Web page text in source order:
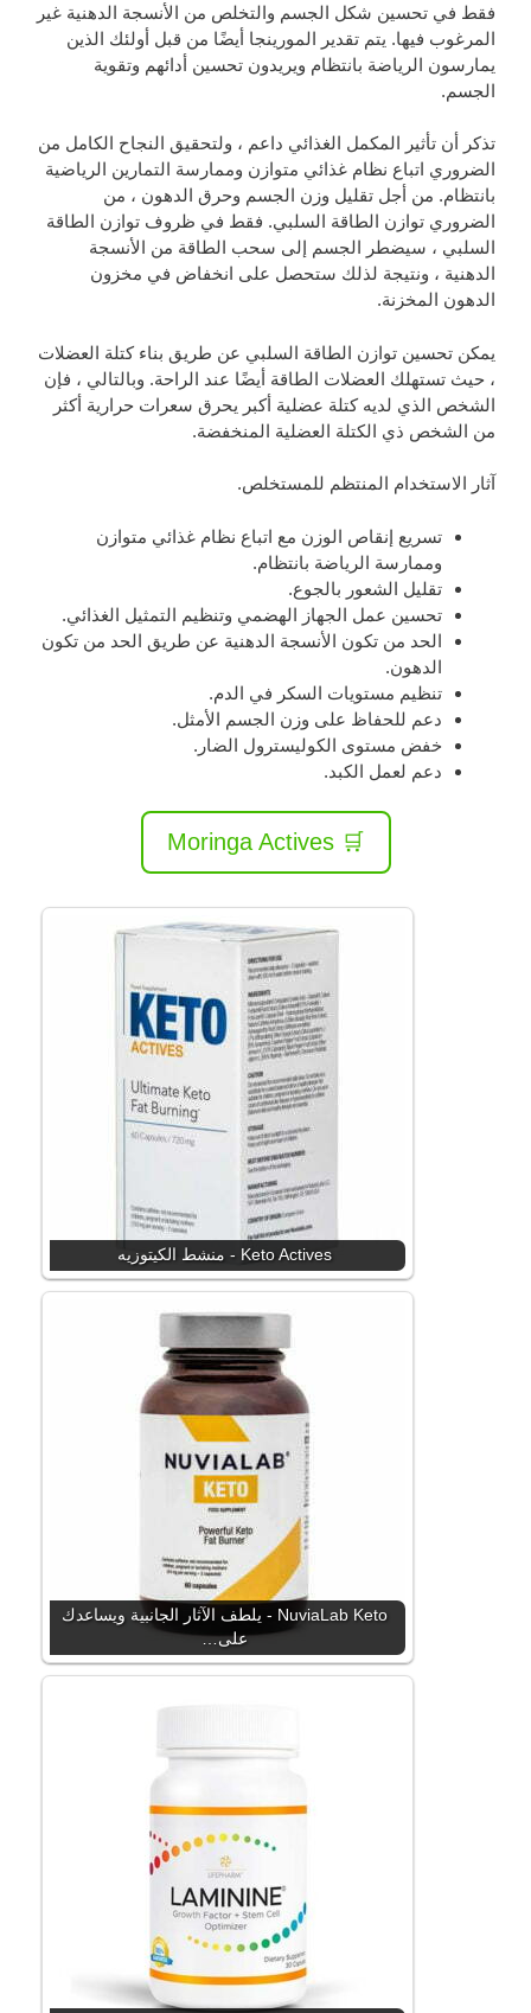
فقط في تحسين شكل الجسم والتخلص من الأنسجة الدهنية غير
المرغوب فيها. يتم تقدير المورينجا أيضًا من قبل أولئك الذين
يمارسون الرياضة بانتظام ويريدون تحسين أدائهم وتقوية
الجسم.
تذكر أن تأثير المكمل الغذائي داعم ، ولتحقيق النجاح الكامل من
الضروري اتباع نظام غذائي متوازن وممارسة التمارين الرياضية
بانتظام. من أجل تقليل وزن الجسم وحرق الدهون ، من
الضروري توازن الطاقة السلبي. فقط في ظروف توازن الطاقة
السلبي ، سيضطر الجسم إلى سحب الطاقة من الأنسجة
الدهنية ، ونتيجة لذلك ستحصل على انخفاض في مخزون
الدهون المخزنة.
يمكن تحسين توازن الطاقة السلبي عن طريق بناء كتلة العضلات
، حيث تستهلك العضلات الطاقة أيضًا عند الراحة. وبالتالي ، فإن
الشخص الذي لديه كتلة عضلية أكبر يحرق سعرات حرارية أكثر
من الشخص ذي الكتلة العضلية المنخفضة.
آثار الاستخدام المنتظم للمستخلص.
تسريع إنقاص الوزن مع اتباع نظام غذائي متوازن
وممارسة الرياضة بانتظام.
تقليل الشعور بالجوع.
تحسين عمل الجهاز الهضمي وتنظيم التمثيل الغذائي.
الحد من تكون الأنسجة الدهنية عن طريق الحد من تكون
الدهون.
تنظيم مستويات السكر في الدم.
دعم للحفاظ على وزن الجسم الأمثل.
خفض مستوى الكوليسترول الضار.
دعم لعمل الكبد.
🛒 Moringa Actives
Keto Actives - منشط الكيتوزيه
NuviaLab Keto - يلطف الآثار الجانبية ويساعدك
على…